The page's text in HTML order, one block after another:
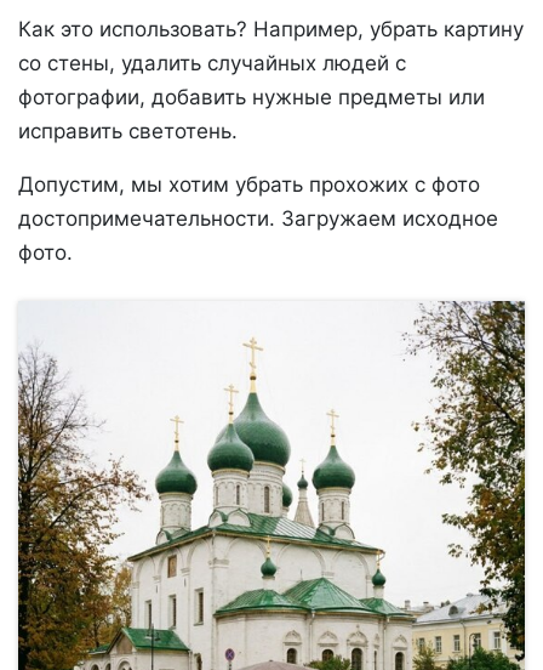
Как это использовать? Например, убрать картину
со стены, удалить случайных людей с
фотографии, добавить нужные предметы или
исправить светотень.
Допустим, мы хотим убрать прохожих с фото
достопримечательности. Загружаем исходное
фото.